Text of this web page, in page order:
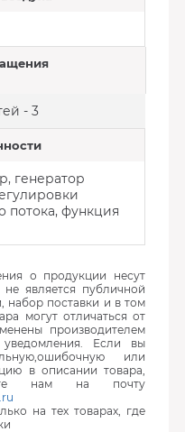
- 3
генератор
потока, функция
о продукции несут
является публичной
набор поставки и в том
могут отличаться от
производителем
уведомления. Если вы
или
в описании товара,
нам на почту
на тех товарах, где